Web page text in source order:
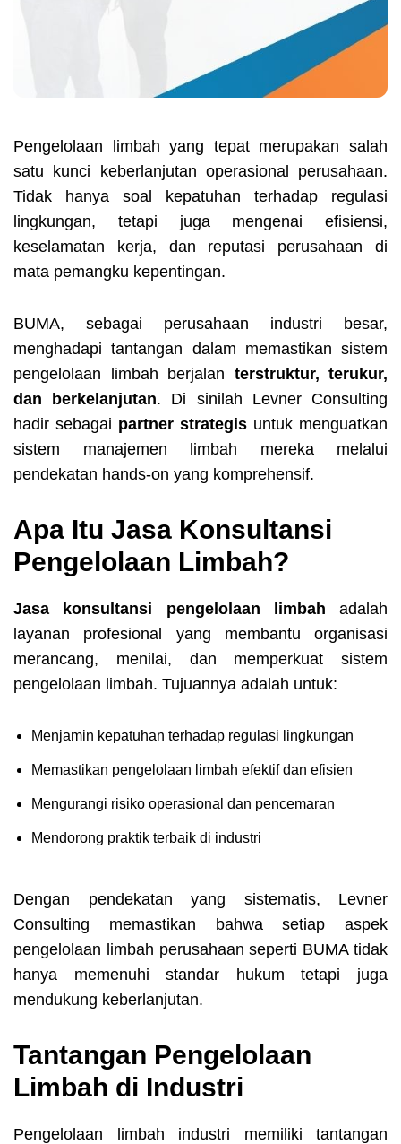
Pengelolaan limbah yang tepat merupakan salah
satu kunci keberlanjutan operasional perusahaan.
Tidak hanya soal kepatuhan terhadap regulasi
lingkungan, tetapi juga mengenai efisiensi,
keselamatan kerja, dan reputasi perusahaan di
mata pemangku kepentingan.
BUMA, sebagai perusahaan industri besar,
menghadapi tantangan dalam memastikan sistem
pengelolaan limbah berjalan terstruktur, terukur,
dan berkelanjutan. Di sinilah Levner Consulting
hadir sebagai partner strategis untuk menguatkan
sistem manajemen limbah mereka melalui
pendekatan hands-on yang komprehensif.
Apa Itu Jasa Konsultansi
Pengelolaan Limbah?
Jasa konsultansi pengelolaan limbah adalah
layanan profesional yang membantu organisasi
merancang, menilai, dan memperkuat sistem
pengelolaan limbah. Tujuannya adalah untuk:
Menjamin kepatuhan terhadap regulasi lingkungan
Memastikan pengelolaan limbah efektif dan efisien
Mengurangi risiko operasional dan pencemaran
Mendorong praktik terbaik di industri
Dengan pendekatan yang sistematis, Levner
Consulting memastikan bahwa setiap aspek
pengelolaan limbah perusahaan seperti BUMA tidak
hanya memenuhi standar hukum tetapi juga
mendukung keberlanjutan.
Tantangan Pengelolaan
Limbah di Industri
Pengelolaan limbah industri memiliki tantangan